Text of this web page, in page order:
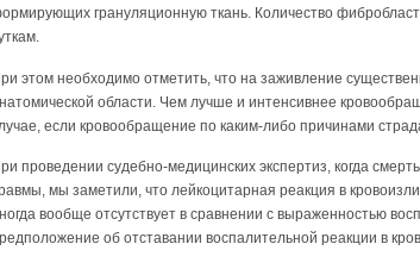
грануляционную ткань. Количество
этом необходимо отметить, что на заживление
области. Чем лучше и интенсивнее
если кровообращение по каким-либо причинами
проведении судебно-медицинских экспертиз, когда
мы заметили, что лейкоцитарная реакция в
вообще отсутствует в сравнении с выраженностью
об отставании воспалительной реакции в